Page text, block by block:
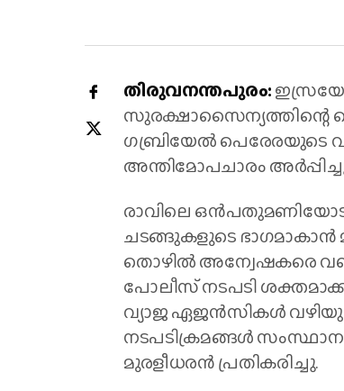
തിരുവനന്തപുരം:
സുരക്ഷാസൈന്യത്തിന്റെ
ഗബ്രിയേല്‍ പെരേരയുടെ
അന്തിമോപചാരം
രാവിലെ ഒൻപതുമണിയോട്
ചടങ്ങുകളുടെ ഭാഗമാകാൻ
തൊഴിൽ അന്വേഷകരെ
പോലീസ് നടപടി
വ്യാജ ഏജൻസികൾ
നടപടിക്രമങ്ങൾ
മുരളീധരൻ പ്രതികരിച്ചു.